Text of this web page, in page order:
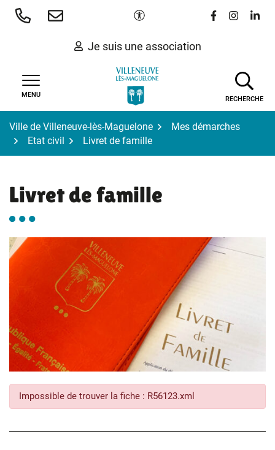
Aller
Paramètres d'accessibilité
Lien vers le
Lien vers
Lien
Je suis une association
MENU
RECHERCHE
Ville de Villeneuve-lès-Maguelone
Mes démarches
Etat civil
Livret de famille
Livret de famille
Impossible de trouver la fiche : R56123.xml